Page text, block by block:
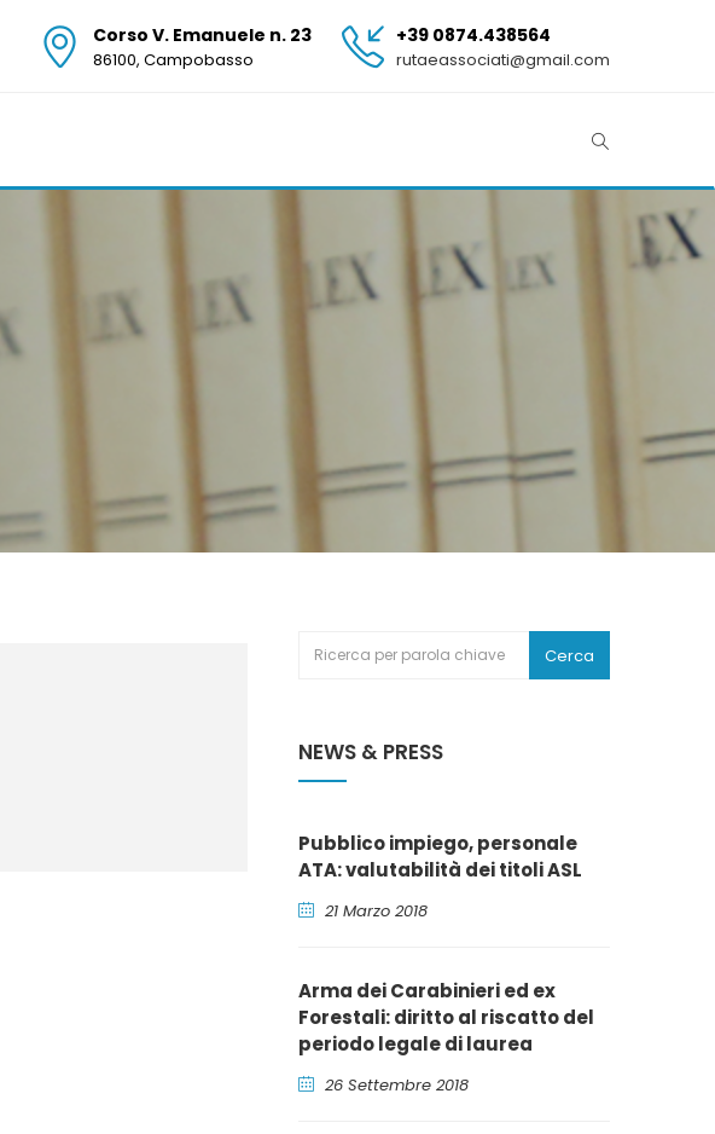
Corso V. Emanuele n. 23
86100, Campobasso
+39 0874.438564
rutaeassociati@gmail.com
Cerca
NEWS & PRESS
Pubblico impiego, personale
ATA: valutabilità dei titoli ASL
21 Marzo 2018
Arma dei Carabinieri ed ex
Forestali: diritto al riscatto del
periodo legale di laurea
26 Settembre 2018